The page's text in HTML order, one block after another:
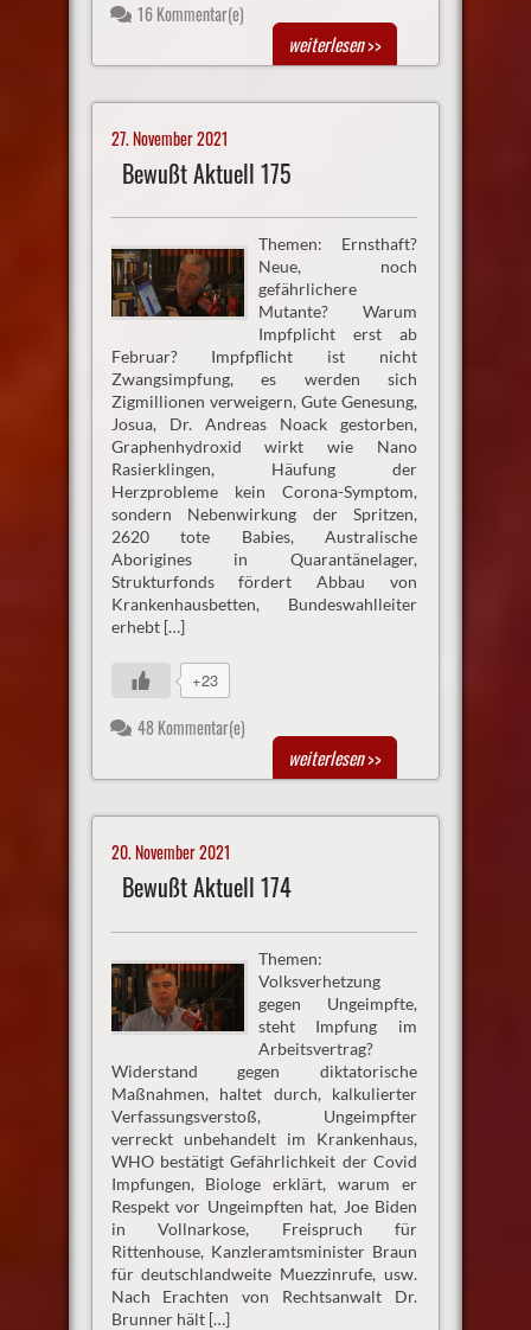
16 Kommentar(e)
weiterlesen>>
27. November 2021
Bewußt Aktuell 175
Themen: Ernsthaft?
Neue, noch
gefährlichere
Mutante? Warum
Impfplicht erst ab
Februar? Impfpflicht ist nicht
Zwangsimpfung, es werden sich
Zigmillionen verweigern, Gute Genesung,
Josua, Dr. Andreas Noack gestorben,
Graphenhydroxid wirkt wie Nano
Rasierklingen, Häufung der
Herzprobleme kein Corona-Symptom,
sondern Nebenwirkung der Spritzen,
2620 tote Babies, Australische
Aborigines in Quarantänelager,
Strukturfonds fördert Abbau von
Krankenhausbetten, Bundeswahlleiter
erhebt […]
+23
48 Kommentar(e)
weiterlesen>>
20. November 2021
Bewußt Aktuell 174
Themen:
Volksverhetzung
gegen Ungeimpfte,
steht Impfung im
Arbeitsvertrag?
Widerstand gegen diktatorische
Maßnahmen, haltet durch, kalkulierter
Verfassungsverstoß, Ungeimpfter
verreckt unbehandelt im Krankenhaus,
WHO bestätigt Gefährlichkeit der Covid
Impfungen, Biologe erklärt, warum er
Respekt vor Ungeimpften hat, Joe Biden
in Vollnarkose, Freispruch für
Rittenhouse, Kanzleramtsminister Braun
für deutschlandweite Muezzinrufe, usw.
Nach Erachten von Rechtsanwalt Dr.
Brunner hält […]